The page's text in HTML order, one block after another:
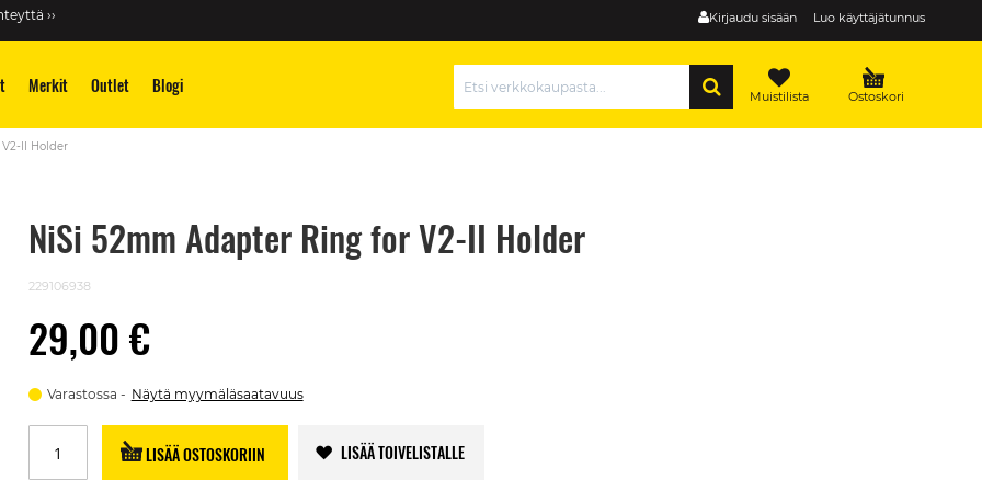
Kirjaudu sisään Luo käyttäjätunnus
››
Merkit Outlet Blogi Ostoskori
Muistilista
II Holder
NiSi 52mm Adapter Ring for V2-II Holder
229106938
29,00 €
Varastossa Näytä myymäläsaatavuus
LISÄÄ OSTOSKORIIN LISÄÄ TOIVELISTALLE